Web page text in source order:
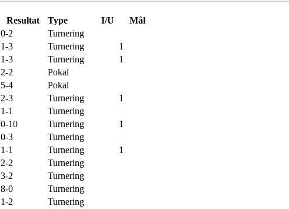
Resultat Type I/U
Mål
0-2
Turnering
1-3 Turnering
1
1-3 Turnering
1
2-2
Pokal
5-4
Pokal
2-3 Turnering
1
1-1
Turnering
0-10 Turnering
1
0-3
Turnering
1-1 Turnering
1
2-2
Turnering
3-2
Turnering
8-0
Turnering
1-2
Turnering